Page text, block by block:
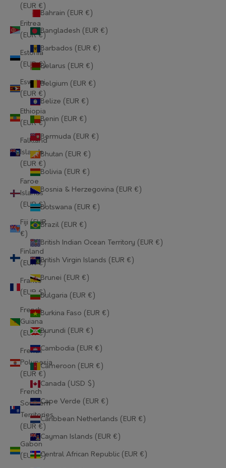
(EUR €)
Eritrea
(EUR €)
Estonia
(EUR €)
Eswatini
(EUR €)
Ethiopia
(EUR €)
Falkland
Islands
(EUR €)
Faroe
Islands
(EUR €)
Fiji (EUR
€)
Finland
(EUR €)
France
(EUR €)
French
Guiana
(EUR €)
French
Polynesia
(EUR €)
French
Southern
Territories
(EUR €)
Gabon
(EUR €)
Bahrain (EUR €)
Bangladesh (EUR €)
Barbados (EUR €)
Belarus (EUR €)
Belgium (EUR €)
Belize (EUR €)
Benin (EUR €)
Bermuda (EUR €)
Bhutan (EUR €)
Bolivia (EUR €)
Bosnia & Herzegovina (EUR €)
Botswana (EUR €)
Brazil (EUR €)
British Indian Ocean Territory (EUR €)
British Virgin Islands (EUR €)
Brunei (EUR €)
Bulgaria (EUR €)
Burkina Faso (EUR €)
Burundi (EUR €)
Cambodia (EUR €)
Cameroon (EUR €)
Canada (USD $)
Cape Verde (EUR €)
Caribbean Netherlands (EUR €)
Cayman Islands (EUR €)
Central African Republic (EUR €)